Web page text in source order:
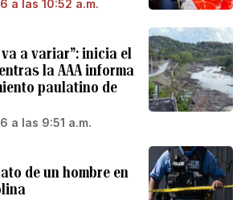
a las 10:52 a.m.
a variar”: inicia el
la AAA informa
paulatino de
a las 9:51 a.m.
de un hombre en